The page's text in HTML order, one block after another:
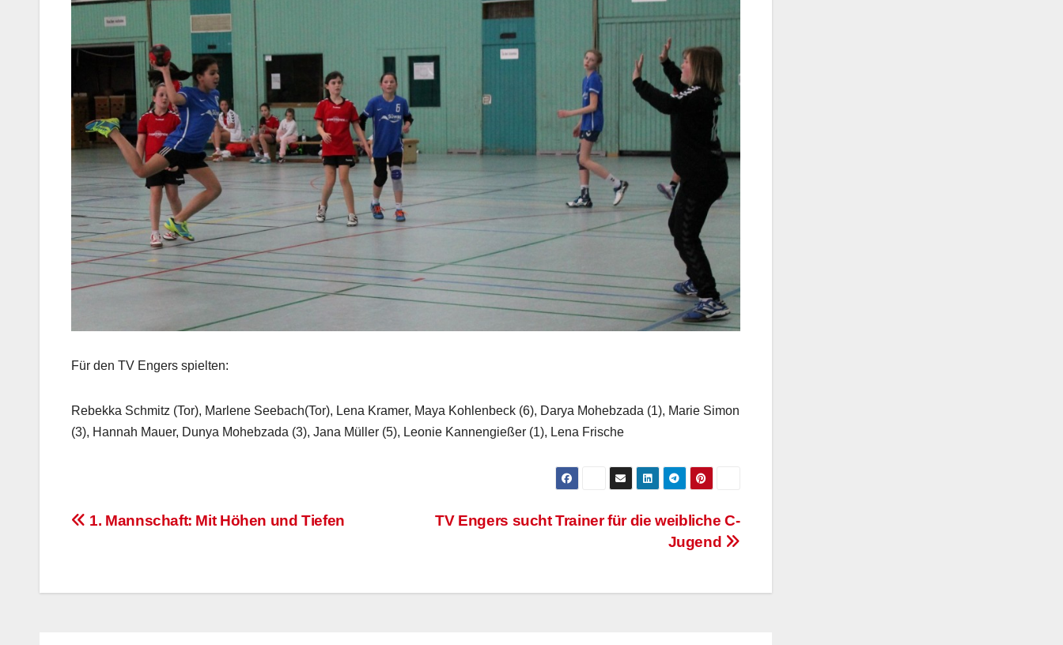
Für den TV Engers spielten:
Rebekka Schmitz (Tor), Marlene Seebach(Tor), Lena Kramer, Maya Kohlenbeck (6), Darya Mohebzada (1), Marie Simon
(3), Hannah Mauer, Dunya Mohebzada (3), Jana Müller (5), Leonie Kannengießer (1), Lena Frische
Beitragsnavigation
TV Engers sucht Trainer für die weibliche C-
Jugend
1. Mannschaft: Mit Höhen und Tiefen